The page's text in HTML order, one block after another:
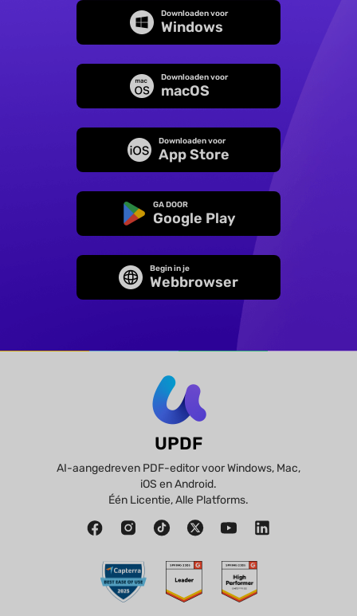
Downloaden voor
Windows
Downloaden voor
macOS
Downloaden voor
App Store
GA DOOR
Google Play
Begin in je
Webbrowser
UPDF
AI-aangedreven PDF-editor voor Windows, Mac,
iOS en Android.
Één Licentie, Alle Platforms.